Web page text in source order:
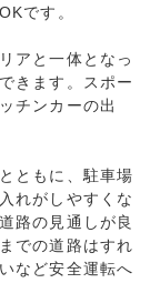
です。
アと一体となっ
きます。スポー
チンカーの出
ともに、駐車場
れがしやすくな
路の見通しが良
での道路はすれ
など安全運転へ